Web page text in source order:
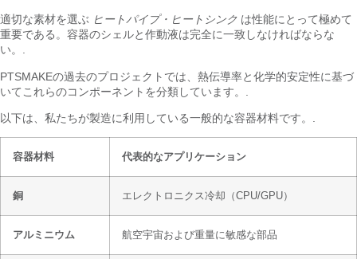
適切な素材を選ぶ ヒートパイプ・ヒートシンク は性能にとって極めて
重要である。容器のシェルと作動液は完全に一致しなければならな
い。.
PTSMAKEの過去のプロジェクトでは、熱伝導率と化学的安定性に基づ
いてこれらのコンポーネントを分類しています。.
以下は、私たちが製造に利用している一般的な容器材料です。.
容器材料 代表的なアプリケーション
銅 エレクトロニクス冷却（CPU/GPU）
アルミニウム 航空宇宙および重量に敏感な部品